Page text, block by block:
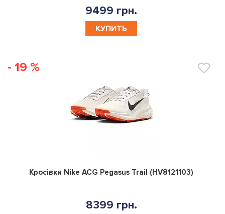
9499 грн.
КУПИТЬ
- 19 %
0
Кросівки Nike ACG Pegasus Trail (HV8121103)
8399 грн.